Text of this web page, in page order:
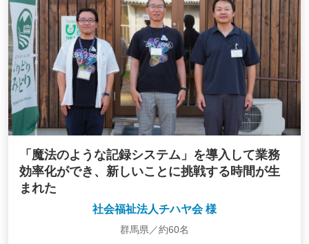
「魔法のような記録システム」を導入して業務
効率化ができ、新しいことに挑戦する時間が生
まれた
社会福祉法人チハヤ会 様
群馬県／約60名